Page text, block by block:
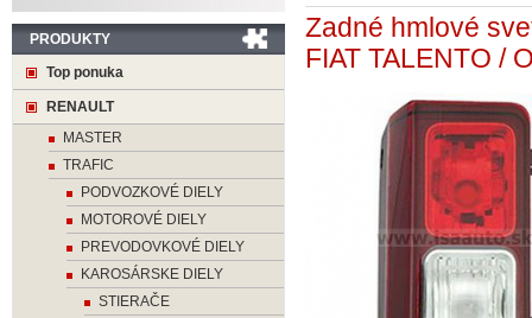
Zadné hmlové
FIAT TALENTO /
PRODUKTY
Top ponuka
RENAULT
MASTER
TRAFIC
PODVOZKOVÉ DIELY
MOTOROVÉ DIELY
PREVODOVKOVÉ DIELY
KAROSÁRSKE DIELY
STIERAČE